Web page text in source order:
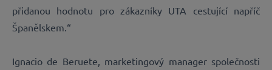
přidanou hodnotu pro zákazníky UTA cestující napříč
Španělskem.“
Ignacio de Beruete, marketingový manager společnosti